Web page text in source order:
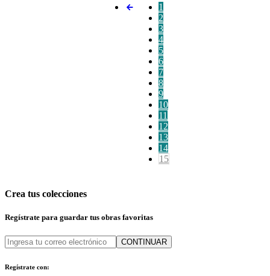
1
2
3
4
5
6
7
8
9
10
11
12
13
14
15
Crea tus colecciones
Regístrate para guardar tus obras favoritas
CONTINUAR
Regístrate con: